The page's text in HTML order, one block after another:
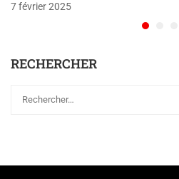
7 février 2025
RECHERCHER